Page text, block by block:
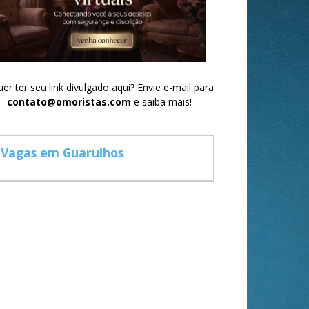
ter seu link divulgado aqui? Envie e-mail para
contato@omoristas.com e saiba mais!
Vagas em Guarulhos